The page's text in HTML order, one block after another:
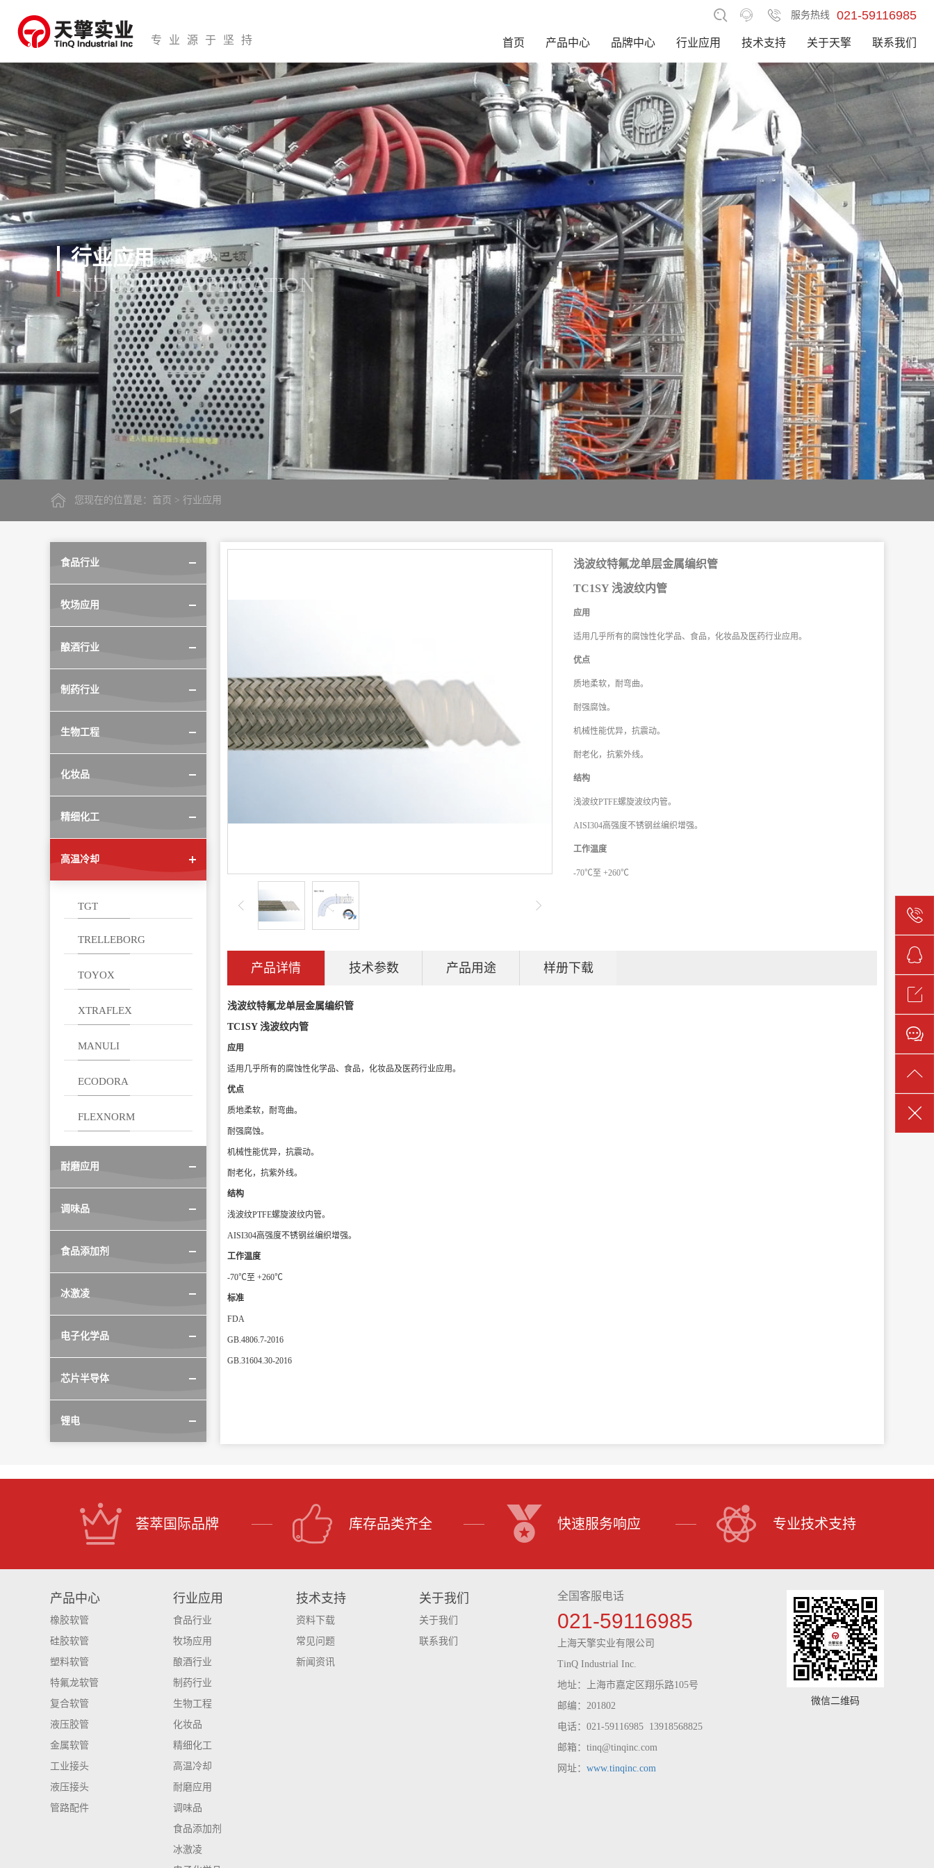
专业源于坚持
服务热线 021-59116985
首页 产品中心 品牌中心 行业应用 技术支持 关于天擎 联系我们
行业应用
INDUSTRY APPLICATION
您现在的位置是： 首页 > 行业应用
食品行业
牧场应用
酿酒行业
制药行业
生物工程
化妆品
精细化工
高温冷却
TGT
TRELLEBORG
TOYOX
XTRAFLEX
MANULI
ECODORA
FLEXNORM
耐磨应用
调味品
食品添加剂
冰激凌
电子化学品
芯片半导体
锂电
浅波纹特氟龙单层金属编织管
TC1SY 浅波纹内管
应用
适用几乎所有的腐蚀性化学品、 食品，化妆品及医药行业应用。
优点
质地柔软，耐弯曲。
耐强腐蚀。
机械性能优异，抗震动。
耐老化，抗紫外线。
结构
浅波纹PTFE螺旋波纹内管。
AISI304高强度不锈钢丝编织增强。
工作温度
-70℃至 +260℃
产品详情 技术参数 产品用途 样册下载
浅波纹特氟龙单层金属编织管
TC1SY 浅波纹内管
应用
适用几乎所有的腐蚀性化学品、 食品，化妆品及医药行业应用。
优点
质地柔软，耐弯曲。
耐强腐蚀。
机械性能优异，抗震动。
耐老化，抗紫外线。
结构
浅波纹PTFE螺旋波纹内管。
AISI304高强度不锈钢丝编织增强。
工作温度
-70℃至 +260℃
标准
FDA
GB.4806.7-2016
GB.31604.30-2016
荟萃国际品牌 库存品类齐全 快速服务响应 专业技术支持
产品中心
橡胶软管
硅胶软管
塑料软管
特氟龙软管
复合软管
液压胶管
金属软管
工业接头
液压接头
管路配件
行业应用
食品行业
牧场应用
酿酒行业
制药行业
生物工程
化妆品
精细化工
高温冷却
耐磨应用
调味品
食品添加剂
冰激凌
技术支持
资料下载
常见问题
新闻资讯
关于我们
关于我们
联系我们
全国客服电话
021-59116985
上海天擎实业有限公司
TinQ Industrial Inc.
地址：上海市嘉定区翔乐路105号
邮编：201802
电话：021-59116985 13918568825
邮箱：tinq@tinqinc.com
网址： www.tinqinc.com
微信二维码